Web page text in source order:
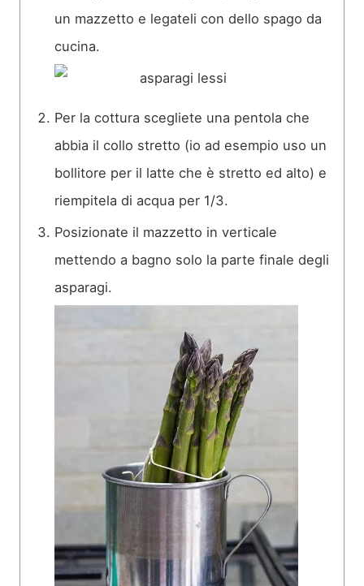
un mazzetto e legateli con dello spago da
cucina.
Per la cottura scegliete una pentola che
abbia il collo stretto (io ad esempio uso un
bollitore per il latte che è stretto ed alto) e
riempitela di acqua per 1/3.
Posizionate il mazzetto in verticale
mettendo a bagno solo la parte finale degli
asparagi.